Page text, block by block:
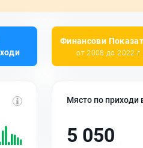
Финансови
от 2008 до 2022 г.
Място по приходи
5 050